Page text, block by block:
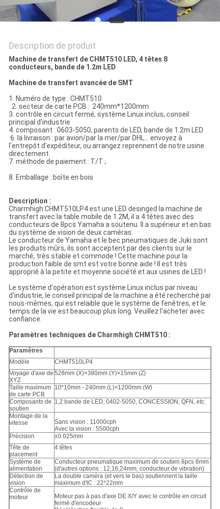
Description de produit
Machine de transfert de CHMT510 LED, 4 têtes 8
conducteurs, bande de 1.2m LED
Machine de transfert avancée de SMT
1. Numéro de type : CHMT510
2. secteur de carte PCB : 240mm*1200mm
3. contrôle en circuit fermé, système Linux inclus, conseil
principal d'industrie
4. composant : 0603-5050, parents de LED, bande de 1.2m LED
6. la livraison : par avion/par la mer/par DHL… envoyez à
l'entrepôt d'expéditeur, ou arrangez reprennent de notre usine
directement.
7. méthode de paiement : T/T ;
8. Emballage : boîte en bois
Description :
Charmhigh CHMT510LP4 est une LED desinged la machine de
transfert avec la table mobile de 1.2M, il a 4 têtes avec des
conducteurs de 8pcs Yamaha a soutenu. Il a supérieur et en bas
du système de vision de deux caméras.
Le conducteur de Yamaha et le bec pneumatiques de Juki sont
les produits mûrs, ils sont acceptent par des clients sur le
marché, très stable et commode ! Cette machine pour la
production faible de smt est votre bonne aide ! Il est très
approprié à la petite et moyenne société et aux usines de LED !
Le système d'opération est système Linux inclus par niveau
d'industrie, le conseil principal de la machine a été recherché par
nous-mêmes, qui est relaible que le système de fenêtres, et le
temps de la vie est beaucoup plus long. Veuillez l'acheter avec
confiance.
Paramètres techniques de Charmhigh CHMT510 :
Paramètres
Modèle
CHMT510LP4
Voyage d'axe de
XYZ
528mm (X)×380mm (Y)×15mm (Z)
Taille maximum
de carte PCB
10*10mm - 240mm (L)×1200mm (W)
Composants de
soutien
1,2 bande de LED, 0402-5050, CONCESSION, QFN, etc.
Montage de la
vitesse
Sans vision : 11000cph
Avec la vision : 5500cph
Précision
±0.025mm
Tête de
placement
4 têtes
Système de
alimentation
Conducteur pneumatique maximum de soutien 8pcs 8mm
(d'autres options : 12,16,24mm, conducteur de vibration)
Détection de
vision
La double caméra (et vers le bas) soutiennent la taille
maximum d'IC : 22*22mm
Contrôle de
moteur
Moteur pas à pas d'axe DE X/Y avec le contrôle en circuit
fermé d'encodeur